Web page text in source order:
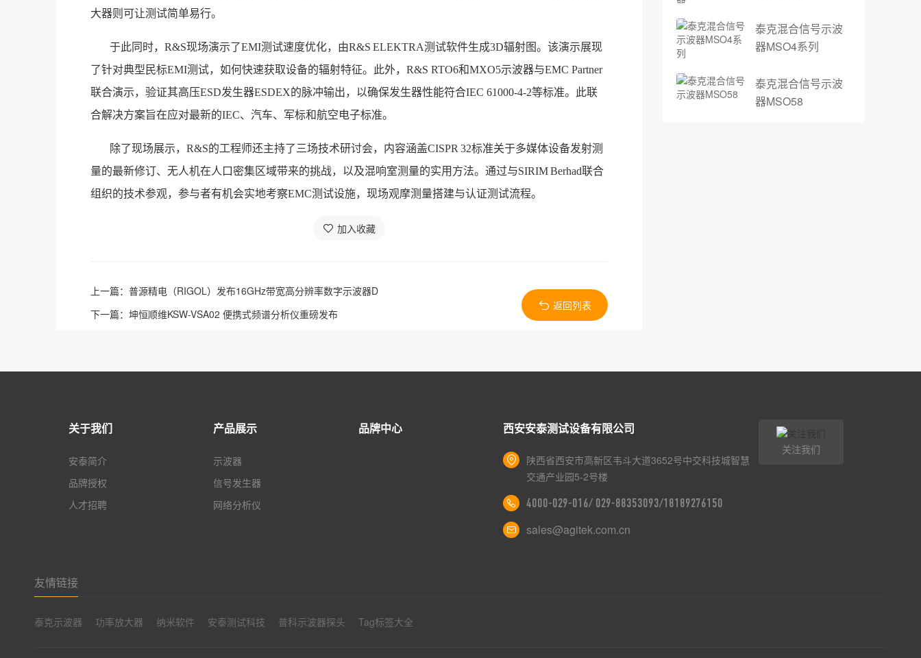
大器则可让测试简单易行。
于此同时，R&S现场演示了EMI测试速度优化，由R&S ELEKTRA测试软件生成3D辐射图。该演示展现
了针对典型民标EMI测试，如何快速获取设备的辐射特征。此外，R&S RTO6和MXO5示波器与EMC Partner
联合演示，验证其高压ESD发生器ESDEX的脉冲输出，以确保发生器性能符合IEC 61000-4-2等标准。此联
合解决方案旨在应对最新的IEC、汽车、军标和航空电子标准。
除了现场展示，R&S的工程师还主持了三场技术研讨会，内容涵盖CISPR 32标准关于多媒体设备发射测
量的最新修订、无人机在人口密集区域带来的挑战，以及混响室测量的实用方法。通过与SIRIM Berhad联合
组织的技术参观，参与者有机会实地考察EMC测试设施，现场观摩测量搭建与认证测试流程。
加入收藏
上一篇： 普源精电（RIGOL）发布16GHz带宽高分辨率数字示波器D
下一篇： 坤恒顺维KSW-VSA02 便携式频谱分析仪重磅发布
返回列表
泰克混合信号示波
器MSO4系列
泰克混合信号示波
器MSO58
关于我们
安泰简介
品牌授权
人才招聘
产品展示
示波器
信号发生器
网络分析仪
品牌中心 西安安泰测试设备有限公司
陕西省西安市高新区韦斗大道3652号中交科技城智慧
交通产业园5-2号楼
4000-029-016/ 029-88353093/18189276150
sales@agitek.com.cn
关注我们
友情链接
泰克示波器 功率放大器 纳米软件 安泰测试科技 普科示波器探头 Tag标签大全